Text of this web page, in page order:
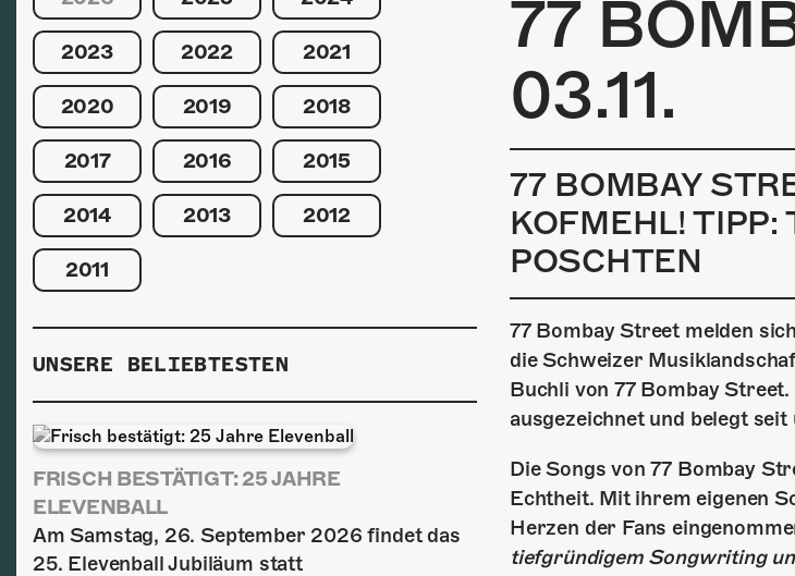
77
03.11.
77 BOMBAY
KOFMEHL! TIPP:
POSCHTEN
77 Bombay Street melden
die Schweizer
Buchli von 77 Bombay
ausgezeichnet und belegt
Die Songs von 77 Bombay
Echtheit. Mit ihrem eigenen
Herzen der Fans
tiefgründigem Songwriting
2023 2022 2021
2020 2019 2018
2017 2016 2015
2014 2013 2012
2011
UNSERE BELIEBTESTEN
FRISCH BESTÄTIGT: 25 JAHRE
ELEVENBALL
Am Samstag, 26. September 2026 findet das
25. Elevenball Jubiläum statt